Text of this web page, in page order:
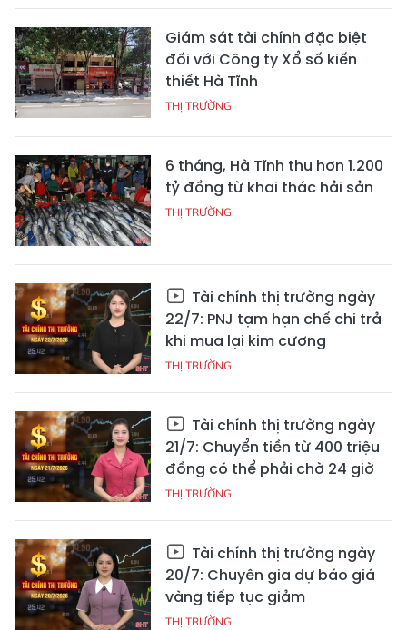
Giám sát tài chính đặc biệt
đối với Công ty Xổ số kiến
thiết Hà Tĩnh
THỊ TRƯỜNG
6 tháng, Hà Tĩnh thu hơn 1.200
tỷ đồng từ khai thác hải sản
THỊ TRƯỜNG
Tài chính thị trường ngày
22/7: PNJ tạm hạn chế chi trả
khi mua lại kim cương
THỊ TRƯỜNG
Tài chính thị trường ngày
21/7: Chuyển tiền từ 400 triệu
đồng có thể phải chờ 24 giờ
THỊ TRƯỜNG
Tài chính thị trường ngày
20/7: Chuyên gia dự báo giá
vàng tiếp tục giảm
THỊ TRƯỜNG